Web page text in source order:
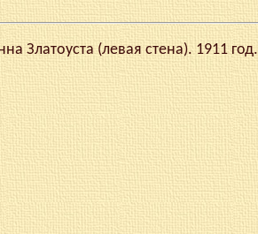
Златоуста (левая стена). 1911 год.